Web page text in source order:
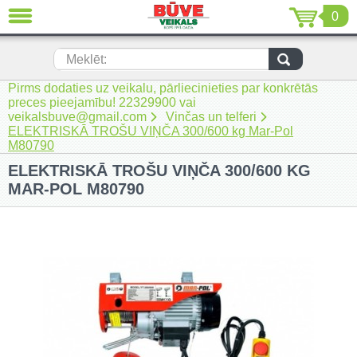
0
Meklēt:
Pirms dodaties uz veikalu, pārliecinieties par konkrētās
preces pieejamību! 22329900 vai
veikalsbuve@gmail.com
Vinčas un telferi
ELEKTRISKĀ TROŠU VIŅČA 300/600 kg Mar-Pol
M80790
ELEKTRISKĀ TROŠU VIŅČA 300/600 KG
MAR-POL M80790
AIZVĒRT
Jaunumi (230)
Akumulatora instrumenti (205)
Akumulatoru lādētāji un piederumi
(116)
Auto ķīmija un piederumi kopšanai
(22)
Celtniecības tehnika (51)
Elektroinstrumenti (69)
Rokas elektroinstrumenti (2)